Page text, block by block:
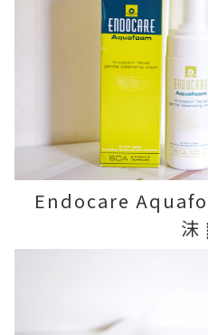
Endocare